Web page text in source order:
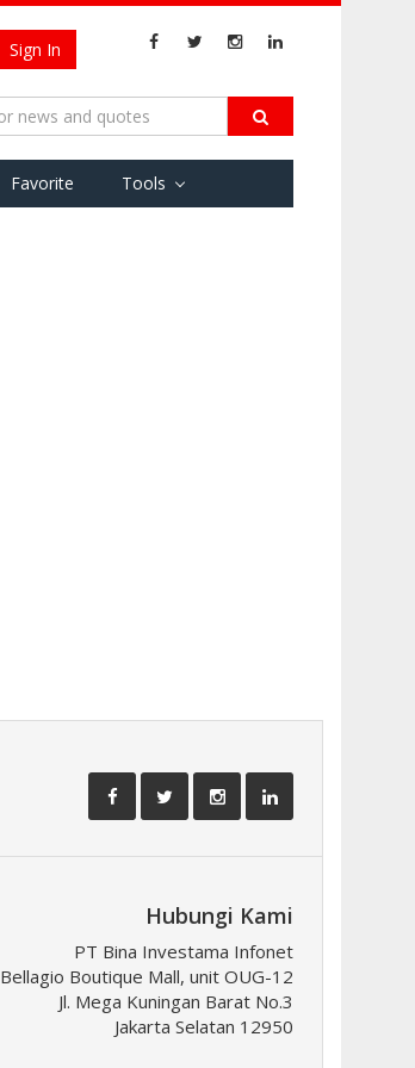
Sign In
Favorite Tools
Hubungi Kami
PT Bina Investama Infonet
Bellagio Boutique Mall, unit OUG-12
Jl. Mega Kuningan Barat No.3
Jakarta Selatan 12950